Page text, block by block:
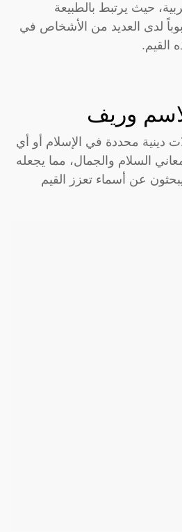
حيث يرتبط بالطبيعة
لدى العديد من الأشخاص في
القيم.
لاسم وريف
دينية محددة في الإسلام أو أي
السلام والجمال، مما يجعله
عن أسماء تعزز القيم